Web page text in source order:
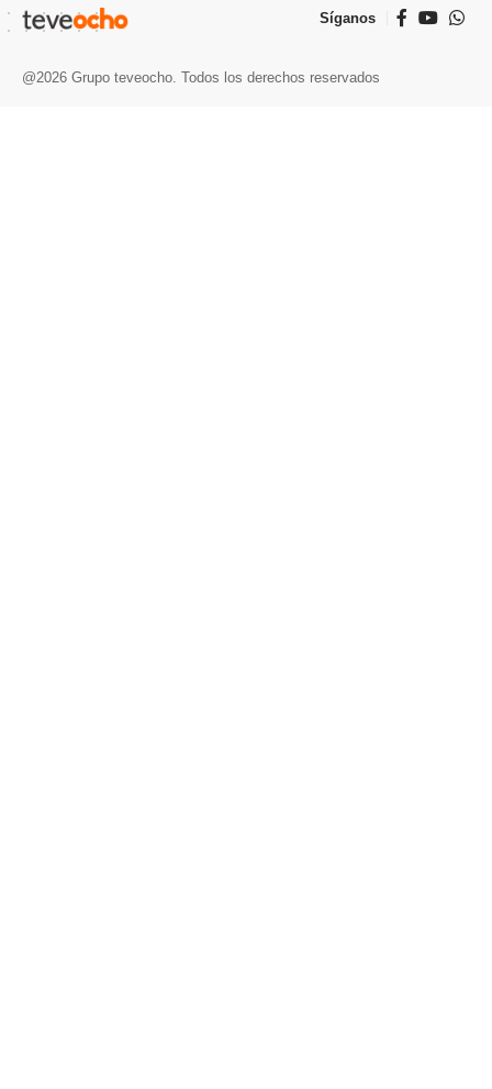
Síganos
@2026 Grupo teveocho. Todos los derechos reservados